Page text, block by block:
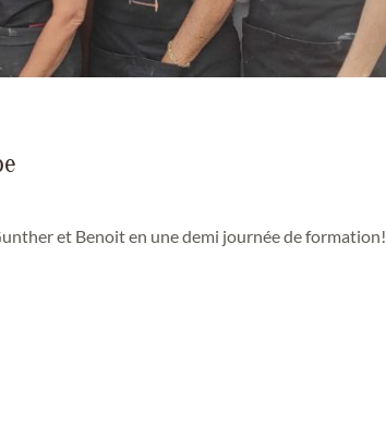
et Benoit en une demi journée de formation!